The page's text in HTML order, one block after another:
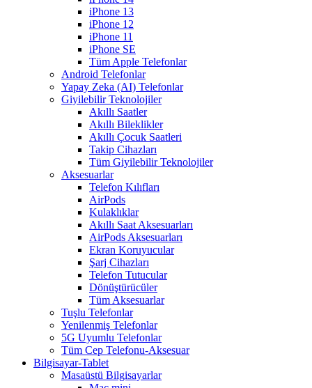
iPhone 13
iPhone 12
iPhone 11
iPhone SE
Tüm Apple Telefonlar
Android Telefonlar
Yapay Zeka (AI) Telefonlar
Giyilebilir Teknolojiler
Akıllı Saatler
Akıllı Bileklikler
Akıllı Çocuk Saatleri
Takip Cihazları
Tüm Giyilebilir Teknolojiler
Aksesuarlar
Telefon Kılıfları
AirPods
Kulaklıklar
Akıllı Saat Aksesuarları
AirPods Aksesuarları
Ekran Koruyucular
Şarj Cihazları
Telefon Tutucular
Dönüştürücüler
Tüm Aksesuarlar
Tuşlu Telefonlar
Yenilenmiş Telefonlar
5G Uyumlu Telefonlar
Tüm Cep Telefonu-Aksesuar
Bilgisayar-Tablet
Masaüstü Bilgisayarlar